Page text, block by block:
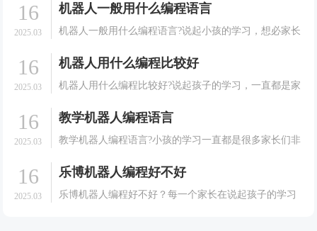
向在校中小学生的全国性竞赛，秉承公平、公正、公
台。下.
16
2025.03
机器人一般用什么编程语言
机器人一般用什么编程语言?说起小孩的学习，想必家长
习方面可以说是相当耐心的。会给孩子选择一些能够有
习机器.
16
2025.03
机器人用什么编程比较好
机器人用什么编程比较好?说起孩子的学习，一直都是家
子的学习方面可以说是相当的耐心的。会给孩子选择一
要孩子.
16
2025.03
教学机器人编程语言
教学机器人编程语言?小孩的学习一直都是很多家长们非
一些能有利于孩子成长的课程。就拿现在很多的家长想
了解一.
16
2025.03
乐博机器人编程好不好
乐博机器人编程好不好？每一个家长在说起孩子的学习